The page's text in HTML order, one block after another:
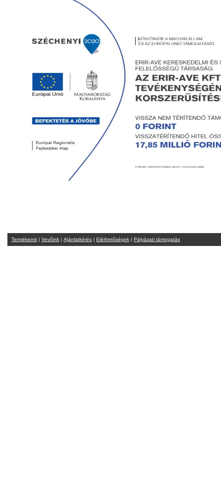
Termékeink | Vevőink | Ajánlatkérés | Elérhetőségek | Pályázati támogatás